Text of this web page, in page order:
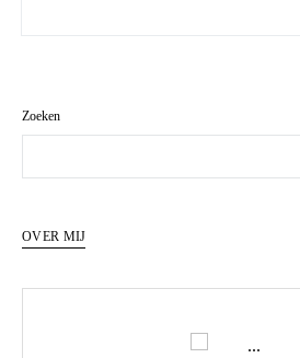
Zoeken
OVER MIJ